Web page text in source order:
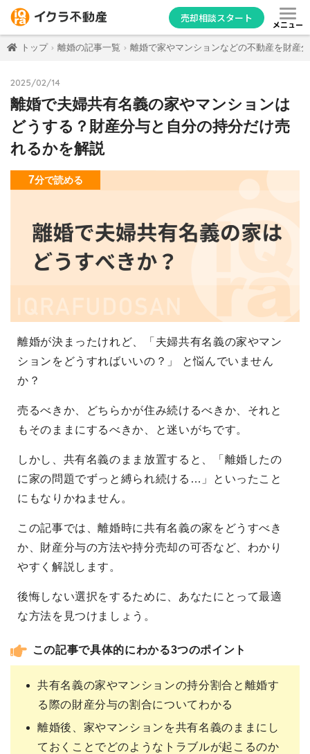
売却相談スタート
メニュー
トップ 離婚の記事一覧 離婚で家やマンションなどの不動産を財産
2025/02/14
離婚で夫婦共有名義の家やマンションは
どうする？財産分与と自分の持分だけ売
れるかを解説
7分で読める
離婚が決まったけれど、「夫婦共有名義の家やマン
ションをどうすればいいの？」 と悩んでいません
か？
売るべきか、どちらかが住み続けるべきか、それと
もそのままにするべきか、と迷いがちです。
しかし、共有名義のまま放置すると、「離婚したの
に家の問題でずっと縛られ続ける…」といったこと
にもなりかねません。
この記事では、離婚時に共有名義の家をどうすべき
か、財産分与の方法や持分売却の可否など、わかり
やすく解説します。
後悔しない選択をするために、あなたにとって最適
な方法を見つけましょう。
この記事で具体的にわかる3つのポイント
共有名義の家やマンションの持分割合と離婚す
る際の財産分与の割合についてわかる
離婚後、家やマンションを共有名義のままにし
ておくことでどのようなトラブルが起こるのか